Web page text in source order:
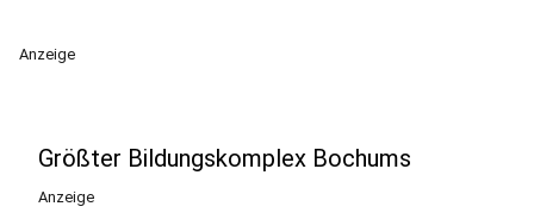
Anzeige
Größter Bildungskomplex Bochums
Anzeige